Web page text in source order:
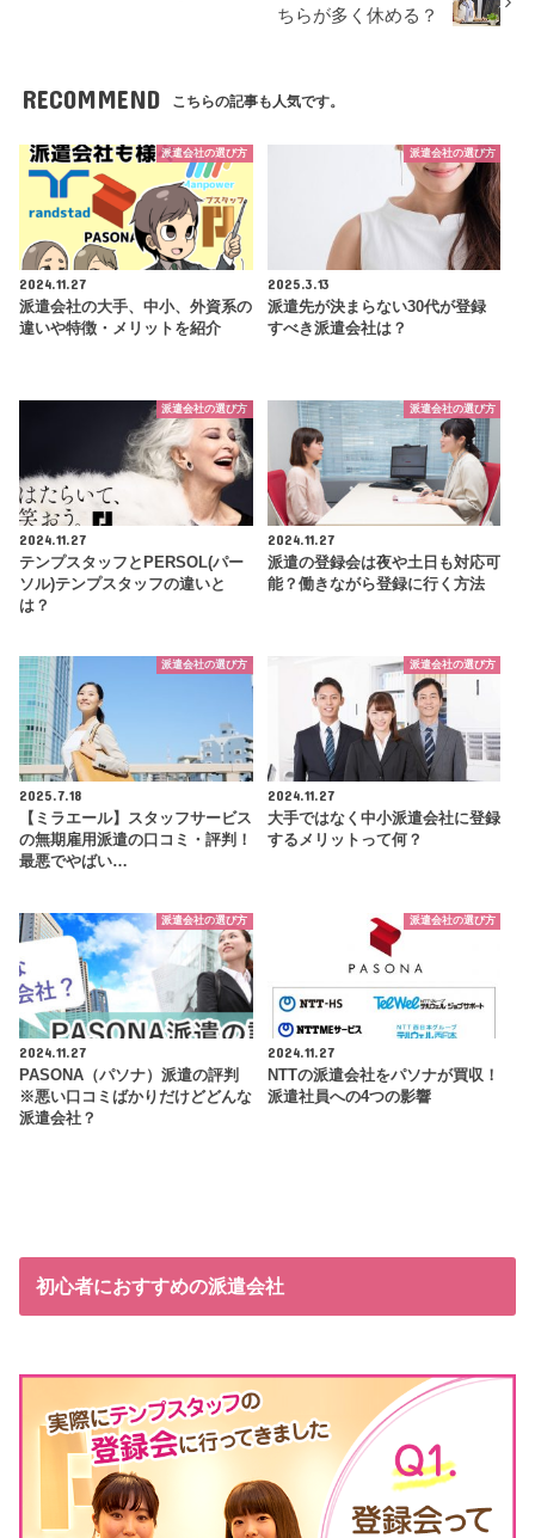
ちらが多く休める？
RECOMMEND こちらの記事も人気です。
派遣会社の選び方
2024.11.27
派遣会社の大手、中小、外資系の
違いや特徴・メリットを紹介
派遣会社の選び方
2025.3.13
派遣先が決まらない30代が登録
すべき派遣会社は？
派遣会社の選び方
2024.11.27
テンプスタッフとPERSOL(パー
ソル)テンプスタッフの違いと
は？
派遣会社の選び方
2024.11.27
派遣の登録会は夜や土日も対応可
能？働きながら登録に行く方法
派遣会社の選び方
2025.7.18
【ミラエール】スタッフサービス
の無期雇用派遣の口コミ・評判！
最悪でやばい…
派遣会社の選び方
2024.11.27
大手ではなく中小派遣会社に登録
するメリットって何？
派遣会社の選び方
2024.11.27
PASONA（パソナ）派遣の評判
※悪い口コミばかりだけどどんな
派遣会社？
派遣会社の選び方
2024.11.27
NTTの派遣会社をパソナが買収！
派遣社員への4つの影響
初心者におすすめの派遣会社